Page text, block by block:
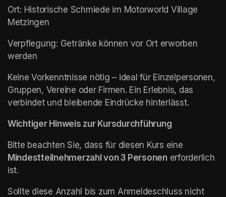
Ort: Historische Schmiede im Motorworld Village
Metzingen
Verpflegung: Getränke können vor Ort erworben
werden
Keine Vorkenntnisse nötig – ideal für Einzelpersonen,
Gruppen, Vereine oder Firmen. Ein Erlebnis, das
verbindet und bleibende Eindrücke hinterlässt.
Wichtiger Hinweis zur Kursdurchführung
Mindestteilnehmerzahl von 3 Personen erforderlich
ist.
Sollte diese Anzahl bis zum Anmeldeschluss nicht